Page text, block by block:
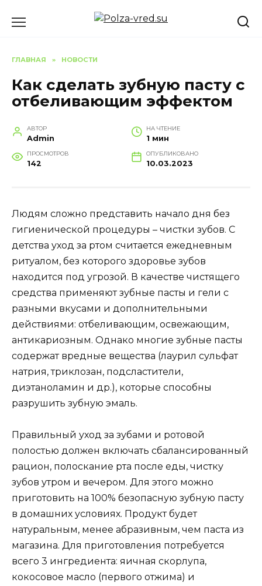
ГЛАВНАЯ » НОВОСТИ
Как сделать зубную пасту с
отбеливающим эффектом
АВТОР
Admin
НА ЧТЕНИЕ
1 мин
ПРОСМОТРОВ
142
ОПУБЛИКОВАНО
10.03.2023
Людям сложно представить начало дня без
гигиенической процедуры – чистки зубов. С
детства уход за ртом считается ежедневным
ритуалом, без которого здоровье зубов
находится под угрозой. В качестве чистящего
средства применяют зубные пасты и гели с
разными вкусами и дополнительными
действиями: отбеливающим, освежающим,
антикариозным. Однако многие зубные пасты
содержат вредные вещества (лаурил сульфат
натрия, триклозан, подсластители,
диэтаноламин и др.), которые способны
разрушить зубную эмаль.
Правильный уход за зубами и ротовой
полостью должен включать сбалансированный
рацион, полоскание рта после еды, чистку
зубов утром и вечером. Для этого можно
приготовить на 100% безопасную зубную пасту
в домашних условиях. Продукт будет
натуральным, менее абразивным, чем паста из
магазина. Для приготовления потребуется
всего 3 ингредиента: яичная скорлупа,
кокосовое масло (первого отжима) и